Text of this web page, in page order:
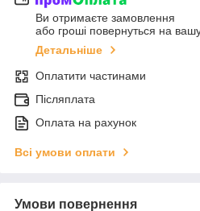
Ви отримаєте замовлення
або гроші повернуться на
Детальніше
Оплатити частинами
Післяплата
Оплата на рахунок
Всі умови оплати
Умови повернення